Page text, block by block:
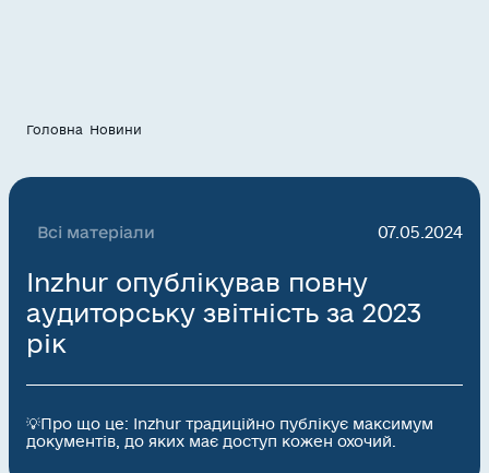
Головна Новини
Всі матеріали 07.05.2024
Inzhur опублікував повну
аудиторську звітність за 2023
рік
💡Про що це: Inzhur традиційно публікує максимум
документів, до яких має доступ кожен охочий.